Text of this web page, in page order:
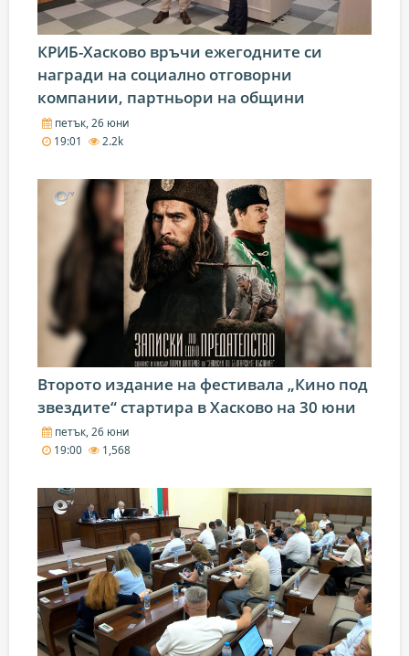
КРИБ-Хасково връчи ежегодните си
награди на социално отговорни
компании, партньори на общини
петък, 26 юни
19:01
2.2k
Второто издание на фестивала „Кино под
звездите“ стартира в Хасково на 30 юни
петък, 26 юни
19:00
1,568